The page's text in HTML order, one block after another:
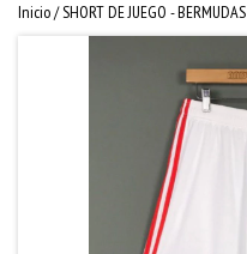
Inicio/SHORT DE JUEGO - BERMUDAS